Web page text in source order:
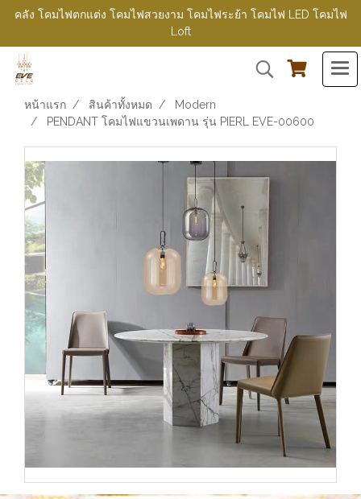
คลัง โคมไฟตกแต่ง โคมไฟสวยงาม โคมไฟระย้า โคมไฟ LED โคมไฟ
Loft
หน้าแรก สินค้าทั้งหมด
Modern
PENDANT โคมไฟแขวนเพดาน รุ่น PIERL EVE-00600